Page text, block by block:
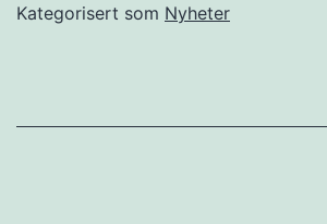
Kategorisert som Nyheter